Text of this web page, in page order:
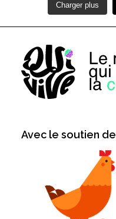
Charger plus
Avec le soutien de